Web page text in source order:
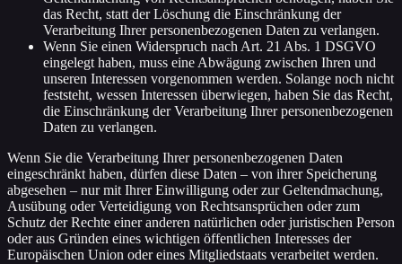
das Recht, statt der Löschung die Einschränkung der
Verarbeitung Ihrer personenbezogenen Daten zu verlangen.
Wenn Sie einen Widerspruch nach Art. 21 Abs. 1 DSGVO
eingelegt haben, muss eine Abwägung zwischen Ihren und
unseren Interessen vorgenommen werden. Solange noch nicht
feststeht, wessen Interessen überwiegen, haben Sie das Recht,
die Einschränkung der Verarbeitung Ihrer personenbezogenen
Daten zu verlangen.
Wenn Sie die Verarbeitung Ihrer personenbezogenen Daten
eingeschränkt haben, dürfen diese Daten – von ihrer Speicherung
abgesehen – nur mit Ihrer Einwilligung oder zur Geltendmachung,
Ausübung oder Verteidigung von Rechtsansprüchen oder zum
Schutz der Rechte einer anderen natürlichen oder juristischen Person
oder aus Gründen eines wichtigen öffentlichen Interesses der
Europäischen Union oder eines Mitgliedstaats verarbeitet werden.